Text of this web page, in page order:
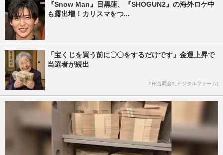
『Snow Man』目黒蓮、『SHOGUN2』の海外ロケ中
も露出増！カリスマをつ...
「宝くじを買う前に〇〇をするだけです」金運上昇で
当選者が続出
PR(合同会社デジタルファーム)